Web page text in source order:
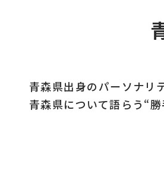
青森県出身のパーソナリ
青森県について語らう“